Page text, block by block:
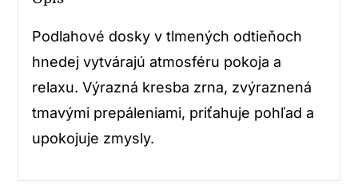
Podlahové dosky v tlmených odtieňoch
hnedej vytvárajú atmosféru pokoja a
relaxu. Výrazná kresba zrna, zvýraznená
tmavými prepáleniami, priťahuje pohľad a
upokojuje zmysly.